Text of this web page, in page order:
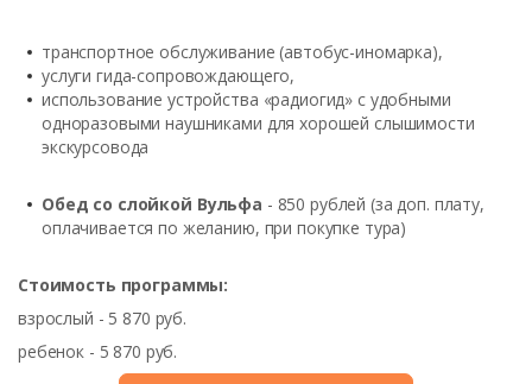
транспортное обслуживание (автобус-иномарка),
услуги гида-сопровождающего,
использование устройства «радиогид» с удобными
одноразовыми наушниками для хорошей слышимости
экскурсовода
Обед со слойкой Вульфа - 850 рублей (за доп. плату,
оплачивается по желанию, при покупке тура)
Стоимость программы:
взрослый - 5 870 руб.
ребенок - 5 870 руб.